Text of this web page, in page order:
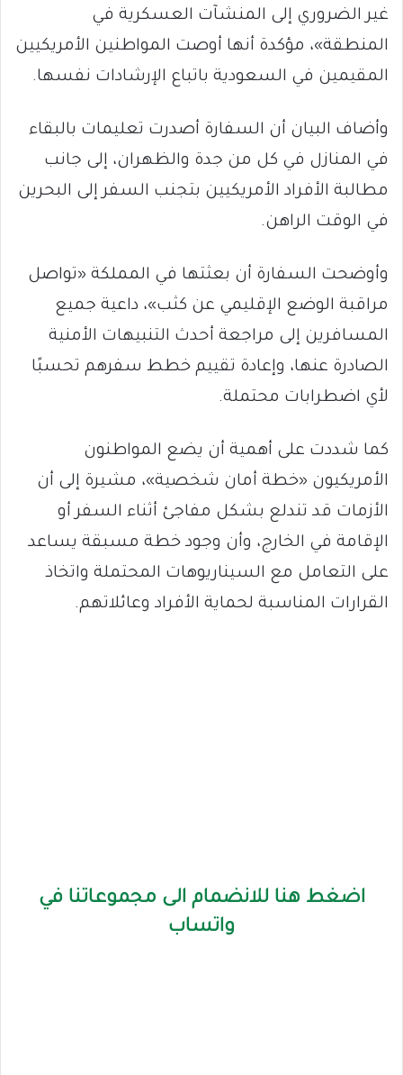
غير الضروري إلى المنشآت العسكرية في
المنطقة»، مؤكدة أنها أوصت المواطنين الأمريكيين
المقيمين في السعودية باتباع الإرشادات نفسها.
وأضاف البيان أن السفارة أصدرت تعليمات بالبقاء
في المنازل في كل من جدة والظهران، إلى جانب
مطالبة الأفراد الأمريكيين بتجنب السفر إلى البحرين
في الوقت الراهن.
وأوضحت السفارة أن بعثتها في المملكة «تواصل
مراقبة الوضع الإقليمي عن كثب»، داعية جميع
المسافرين إلى مراجعة أحدث التنبيهات الأمنية
الصادرة عنها، وإعادة تقييم خطط سفرهم تحسبًا
لأي اضطرابات محتملة.
كما شددت على أهمية أن يضع المواطنون
الأمريكيون «خطة أمان شخصية»، مشيرة إلى أن
الأزمات قد تندلع بشكل مفاجئ أثناء السفر أو
الإقامة في الخارج، وأن وجود خطة مسبقة يساعد
على التعامل مع السيناريوهات المحتملة واتخاذ
القرارات المناسبة لحماية الأفراد وعائلاتهم.
اضغط هنا للانضمام الى مجموعاتنا في
واتساب